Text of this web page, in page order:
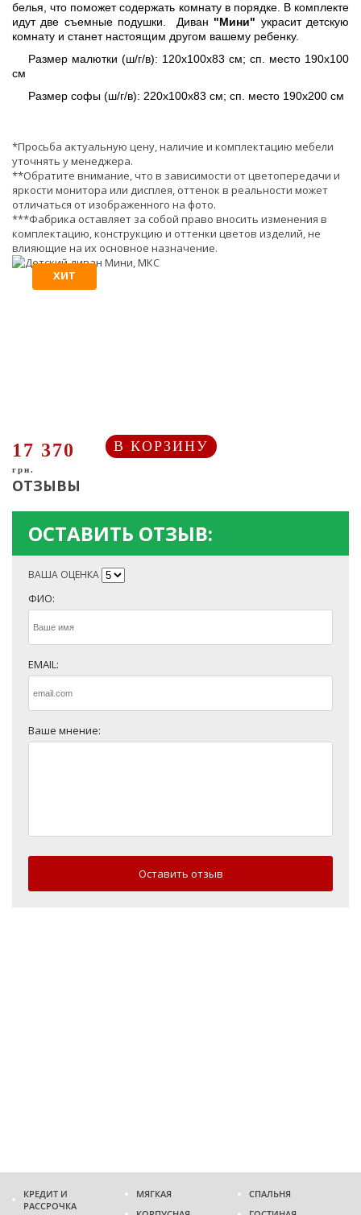
белья, что поможет содержать комнату в порядке. В комплекте
идут две съемные подушки. Диван "Мини" украсит детскую
комнату и станет настоящим другом вашему ребенку.
Размер малютки (ш/г/в): 120х100х83 см; сп. место 190х100
см
Размер софы (ш/г/в): 220х100х83 см; сп. место 190х200 см
*Просьба актуальную цену, наличие и комплектацию мебели
уточнять у менеджера.
**Обратите внимание, что в зависимости от цветопередачи и
яркости монитора или дисплея, оттенок в реальности может
отличаться от изображенного на фото.
***Фабрика оставляет за собой право вносить изменения в
комплектацию, конструкцию и оттенки цветов изделий, не
влияющие на их основное назначение.
ХИТ
17 370
грн.
В КОРЗИНУ
ОТЗЫВЫ
ОСТАВИТЬ ОТЗЫВ:
ВАША ОЦЕНКА
ФИО:
EMAIL:
Ваше мнение:
Оставить отзыв
КРЕДИТ И
РАССРОЧКА
МЯГКАЯ
СПАЛЬНЯ